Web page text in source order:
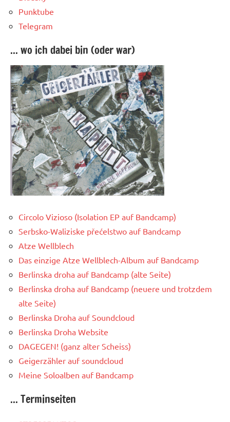
Punktube
Telegram
... wo ich dabei bin (oder war)
Circolo Vizioso (Isolation EP auf Bandcamp)
Serbsko-Waliziske přećelstwo auf Bandcamp
Atze Wellblech
Das einzige Atze Wellblech-Album auf Bandcamp
Berlinska droha auf Bandcamp (alte Seite)
Berlinska droha auf Bandcamp (neuere und trotzdem
alte Seite)
Berlinska Droha auf Soundcloud
Berlinska Droha Website
DAGEGEN! (ganz alter Scheiss)
Geigerzähler auf soundcloud
Meine Soloalben auf Bandcamp
... Terminseiten